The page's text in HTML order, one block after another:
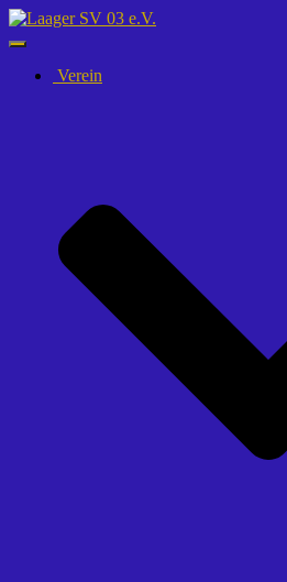
Navigation
umschalten
Verein